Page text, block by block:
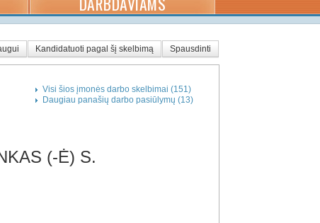
Kandidatuoti pagal šį skelbimą Spausdinti
(-Ė) S.
Visi šios įmonės darbo skelbimai (151)
Daugiau panašių darbo pasiūlymų (13)